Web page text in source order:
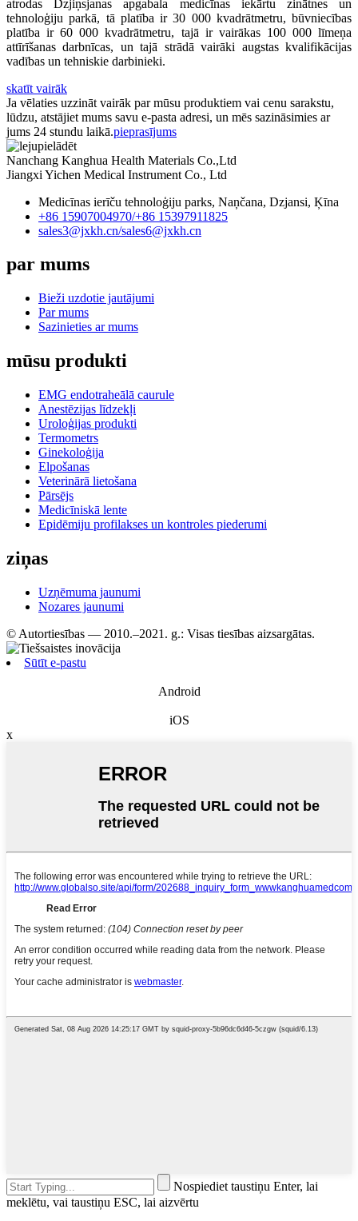
atrodas Dzjiņsjanas apgabala medicīnas iekārtu zinātnes un
tehnoloģiju parkā, tā platība ir 30 000 kvadrātmetru, būvniecības
platība ir 60 000 kvadrātmetru, tajā ir vairākas 100 000 līmeņa
attīrīšanas darbnīcas, un tajā strādā vairāki augstas kvalifikācijas
vadības un tehniskie darbinieki.
skatīt vairāk
Ja vēlaties uzzināt vairāk par mūsu produktiem vai cenu sarakstu,
lūdzu, atstājiet mums savu e-pasta adresi, un mēs sazināsimies ar
jums 24 stundu laikā.pieprasījums
Nanchang Kanghua Health Materials Co.,Ltd
Jiangxi Yichen Medical Instrument Co., Ltd
Medicīnas ierīču tehnoloģiju parks, Naņčana, Dzjansi, Ķīna
+86 15907004970/+86 15397911825
sales3@jxkh.cn/sales6@jxkh.cn
par mums
Bieži uzdotie jautājumi
Par mums
Sazinieties ar mums
mūsu produkti
EMG endotraheālā caurule
Anestēzijas līdzekļi
Uroloģijas produkti
Termometrs
Ginekoloģija
Elpošanas
Veterinārā lietošana
Pārsējs
Medicīniskā lente
Epidēmiju profilakses un kontroles piederumi
ziņas
Uzņēmuma jaunumi
Nozares jaunumi
© Autortiesības — 2010.–2021. g.: Visas tiesības aizsargātas.
Sūtīt e-pastu
Android
iOS
x
Nospiediet taustiņu Enter, lai
meklētu, vai taustiņu ESC, lai aizvērtu